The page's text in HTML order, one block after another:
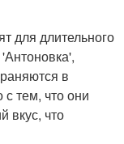
для длительного
в
с тем, что они
вкус, что